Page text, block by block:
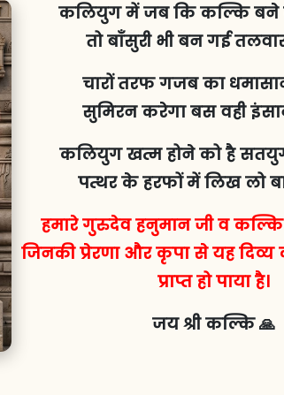
कलियुग में जब कि कल्कि बने
तो बाँसुरी भी बन गई तलवार
चारों तरफ गजब का
सुमिरन करेगा बस वही
कलियुग खत्म होने को है सतयुग
पत्थर के हरफों में लिख लो
हमारे गुरुदेव हनुमान जी व
जिनकी प्रेरणा और कृपा से यह दिव्य
प्राप्त हो पाया है।
जय श्री कल्कि 🙏